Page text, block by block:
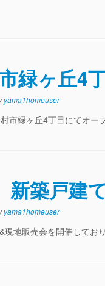
緑ヶ丘4
yama1homeuser
市緑ヶ丘4丁目にてオー
新築戸建
yama1homeuser
現地販売会を開催して